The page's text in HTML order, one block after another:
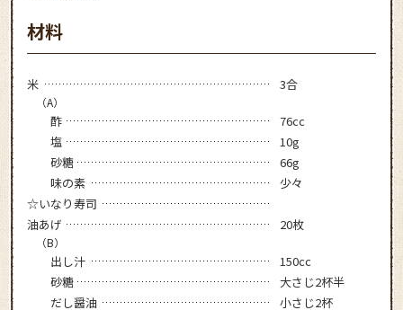
材料
米 3合
（A）
酢
76cc
塩
10g
砂糖
66g
味の素
少々
☆いなり寿司
油あげ
20枚
（B）
出し汁
150cc
砂糖
大さじ2杯半
だし醤油
小さじ2杯